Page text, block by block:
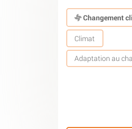
Changement
Climat
Adaptation au